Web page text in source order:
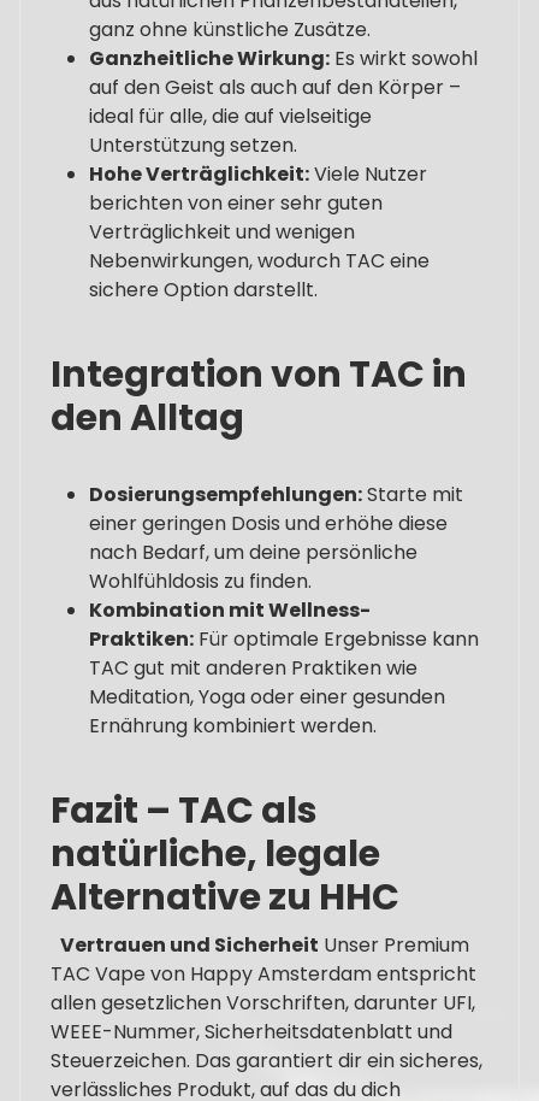
ganz ohne künstliche Zusätze.
Ganzheitliche Wirkung: Es wirkt sowohl
auf den Geist als auch auf den Körper –
ideal für alle, die auf vielseitige
Unterstützung setzen.
Hohe Verträglichkeit:Viele Nutzer
berichten von einer sehr guten
Verträglichkeit und wenigen
Nebenwirkungen, wodurch TAC eine
sichere Option darstellt.
Integration von TAC in
den Alltag
Dosierungsempfehlungen:Starte mit
einer geringen Dosis und erhöhe diese
nach Bedarf, um deine persönliche
Wohlfühldosis zu finden.
Kombination mit Wellness-
Praktiken: Für optimale Ergebnisse kann
TAC gut mit anderen Praktiken wie
Meditation, Yoga oder einer gesunden
Ernährung kombiniert werden.
Fazit – TAC als
natürliche, legale
Alternative zu HHC
Vertrauen und Sicherheit Unser Premium
TAC Vape von Happy Amsterdam entspricht
allen gesetzlichen Vorschriften, darunter UFI,
WEEE-Nummer, Sicherheitsdatenblatt und
Steuerzeichen. Das garantiert dir ein sicheres,
verlässliches Produkt, auf das du dich